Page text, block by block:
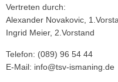
Vertreten durch:
Alexander Novakovic,
Ingrid Meier, 2.Vorstand
Telefon: (089) 96 54 44
E-Mail: info@tsv-ismaning.de